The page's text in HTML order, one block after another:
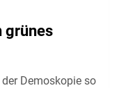
grünes
Demoskopie so